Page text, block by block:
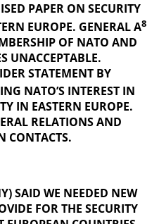
PAPER ON SECURITY
EUROPE. GENERAL A8
OF NATO AND
UNACCEPTABLE.
STATEMENT BY
NATO’S INTEREST IN
IN EASTERN EUROPE.
RELATIONS AND
CONTACTS.
SAID WE NEEDED NEW
FOR THE SECURITY